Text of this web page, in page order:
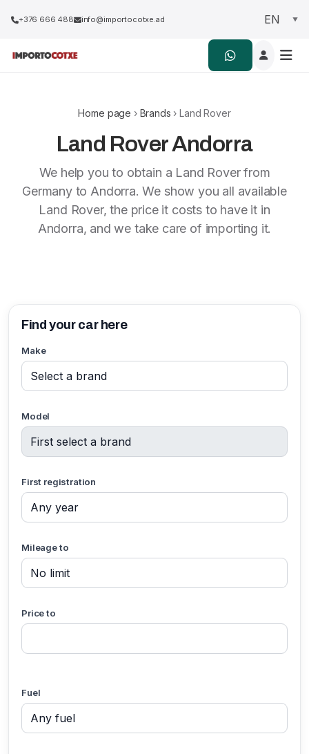
+376 666 488 info@importocotxe.ad
Home page › Brands › Land Rover
Land Rover Andorra
We help you to obtain a Land Rover from
Germany to Andorra. We show you all available
Land Rover, the price it costs to have it in
Andorra, and we take care of importing it.
Find your car here
Make
Model
First registration
Mileage to
Price to
Fuel